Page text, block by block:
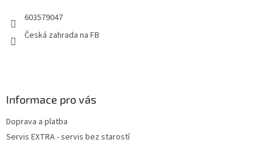
603579047
Česká zahrada na FB
Informace pro vás
Doprava a platba
Servis EXTRA - servis bez starostí